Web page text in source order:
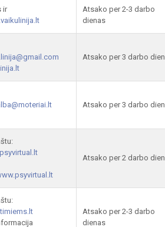
ir
Atsako per 2-3 darbo
dienas
Atsako per 3 darbo
Atsako per 3 darbo
Atsako per 2 darbo
Atsako per 2-3 darbo
dienas